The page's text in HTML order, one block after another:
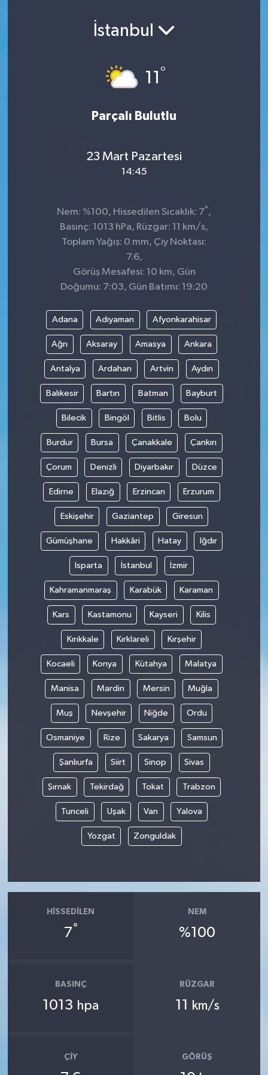
İstanbul
11 °
Parçalı Bulutlu
23 Mart Pazartesi
14:45
Nem: %100, Hissedilen Sıcaklık: 7° ,
Basınç: 1013 hPa, Rüzgar: 11 km/s,
Toplam Yağış: 0 mm, Çiy Noktası:
7.6,
Görüş Mesafesi: 10 km, Gün
Doğumu: 7:03, Gün Batımı: 19:20
Adana Adıyaman Afyonkarahisar
Ağrı Aksaray Amasya Ankara
Antalya Ardahan Artvin Aydın
Balıkesir Bartın Batman Bayburt
Bilecik Bingöl Bitlis Bolu
Burdur Bursa Çanakkale Çankırı
Çorum Denizli Diyarbakır Düzce
Edirne Elazığ Erzincan Erzurum
Eskişehir Gaziantep Giresun
Gümüşhane Hakkâri Hatay Iğdır
Isparta İstanbul İzmir
Kahramanmaraş Karabük Karaman
Kars Kastamonu Kayseri Kilis
Kırıkkale Kırklareli Kırşehir
Kocaeli Konya Kütahya Malatya
Manisa Mardin Mersin Muğla
Muş Nevşehir Niğde Ordu
Osmaniye Rize Sakarya Samsun
Şanlıurfa Siirt Sinop Sivas
Şırnak Tekirdağ Tokat Trabzon
Tunceli Uşak Van Yalova
Yozgat Zonguldak
HISSEDILEN
7°
NEM
%100
BASINÇ
1013 hpa
RÜZGAR
11 km/s
ÇIY GÖRÜŞ